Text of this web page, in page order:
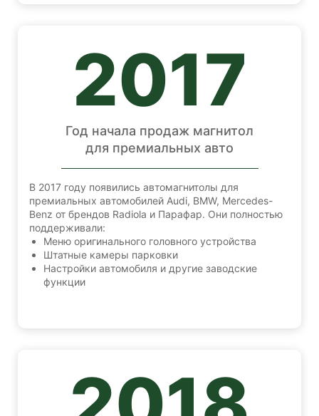
2017
Год начала продаж магнитол
для премиальных авто
В 2017 году появились автомагнитолы для
премиальных автомобилей Audi, BMW, Mercedes-
Benz от брендов Radiola и Парафар. Они полностью
поддерживали:
Меню оригинального головного устройства
Штатные камеры парковки
Настройки автомобиля и другие заводские
функции